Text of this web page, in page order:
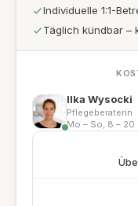
Individuelle 1:1-
Täglich kündbar –
Ilka Wysocki
Pflegeberaterin
Mo – So, 8 – 20